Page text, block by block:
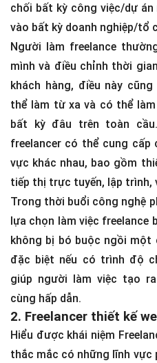
chối bất kỳ công việc/dự
vào bất kỳ doanh nghiệp/tổ
Người làm freelance
mình và điều chỉnh thời
khách hàng, điều này
thể làm từ xa và có thể
bất kỳ đâu trên toàn
freelancer có thể cung cấp
vực khác nhau, bao gồm
tiếp thị trực tuyến, lập trình,
Trong thời buổi công nghệ
lựa chọn làm việc freelance
không bị bó buộc ngồi một
đặc biệt nếu có trình độ
giúp người làm việc tạo
cùng hấp dẫn.
2. Freelancer thiết kế
Hiểu được khái niệm
thắc mắc có những lĩnh vực